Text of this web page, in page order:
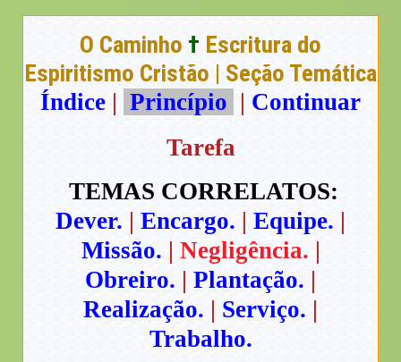
O Caminho † Escritura do
Espiritismo Cristão | Seção Temática
Índice | Princípio | Continuar
Tarefa
TEMAS CORRELATOS:
Dever. | Encargo. | Equipe. |
Missão. | Negligência. |
Obreiro. | Plantação. |
Realização. | Serviço. |
Trabalho.